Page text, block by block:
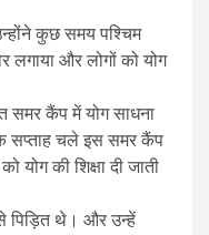
कुछ समय पश्चिम
लगाया और लोगों को योग
समर कैंप में योग साधना
सप्ताह चले इस समर कैंप
योग की शिक्षा दी जाती
पिड़ित थे। और उन्हें